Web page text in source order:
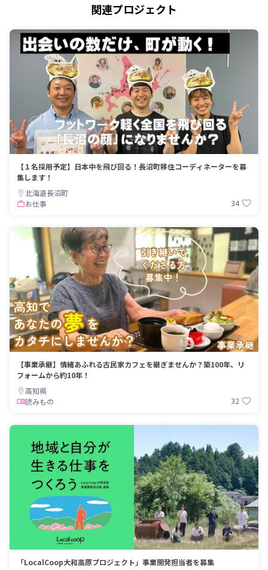
関連プロジェクト
【１名採用予定】日本中を飛び回る！長沼町移住コーディネーターを募
集します！
北海道長沼町
お仕事
34
【事業承継】情緒あふれる古民家カフェを継ぎませんか？築100年、リ
フォームから約10年！
高知県
読みもの
32
「LocalCoop大和高原プロジェクト」事業開発担当者を募集